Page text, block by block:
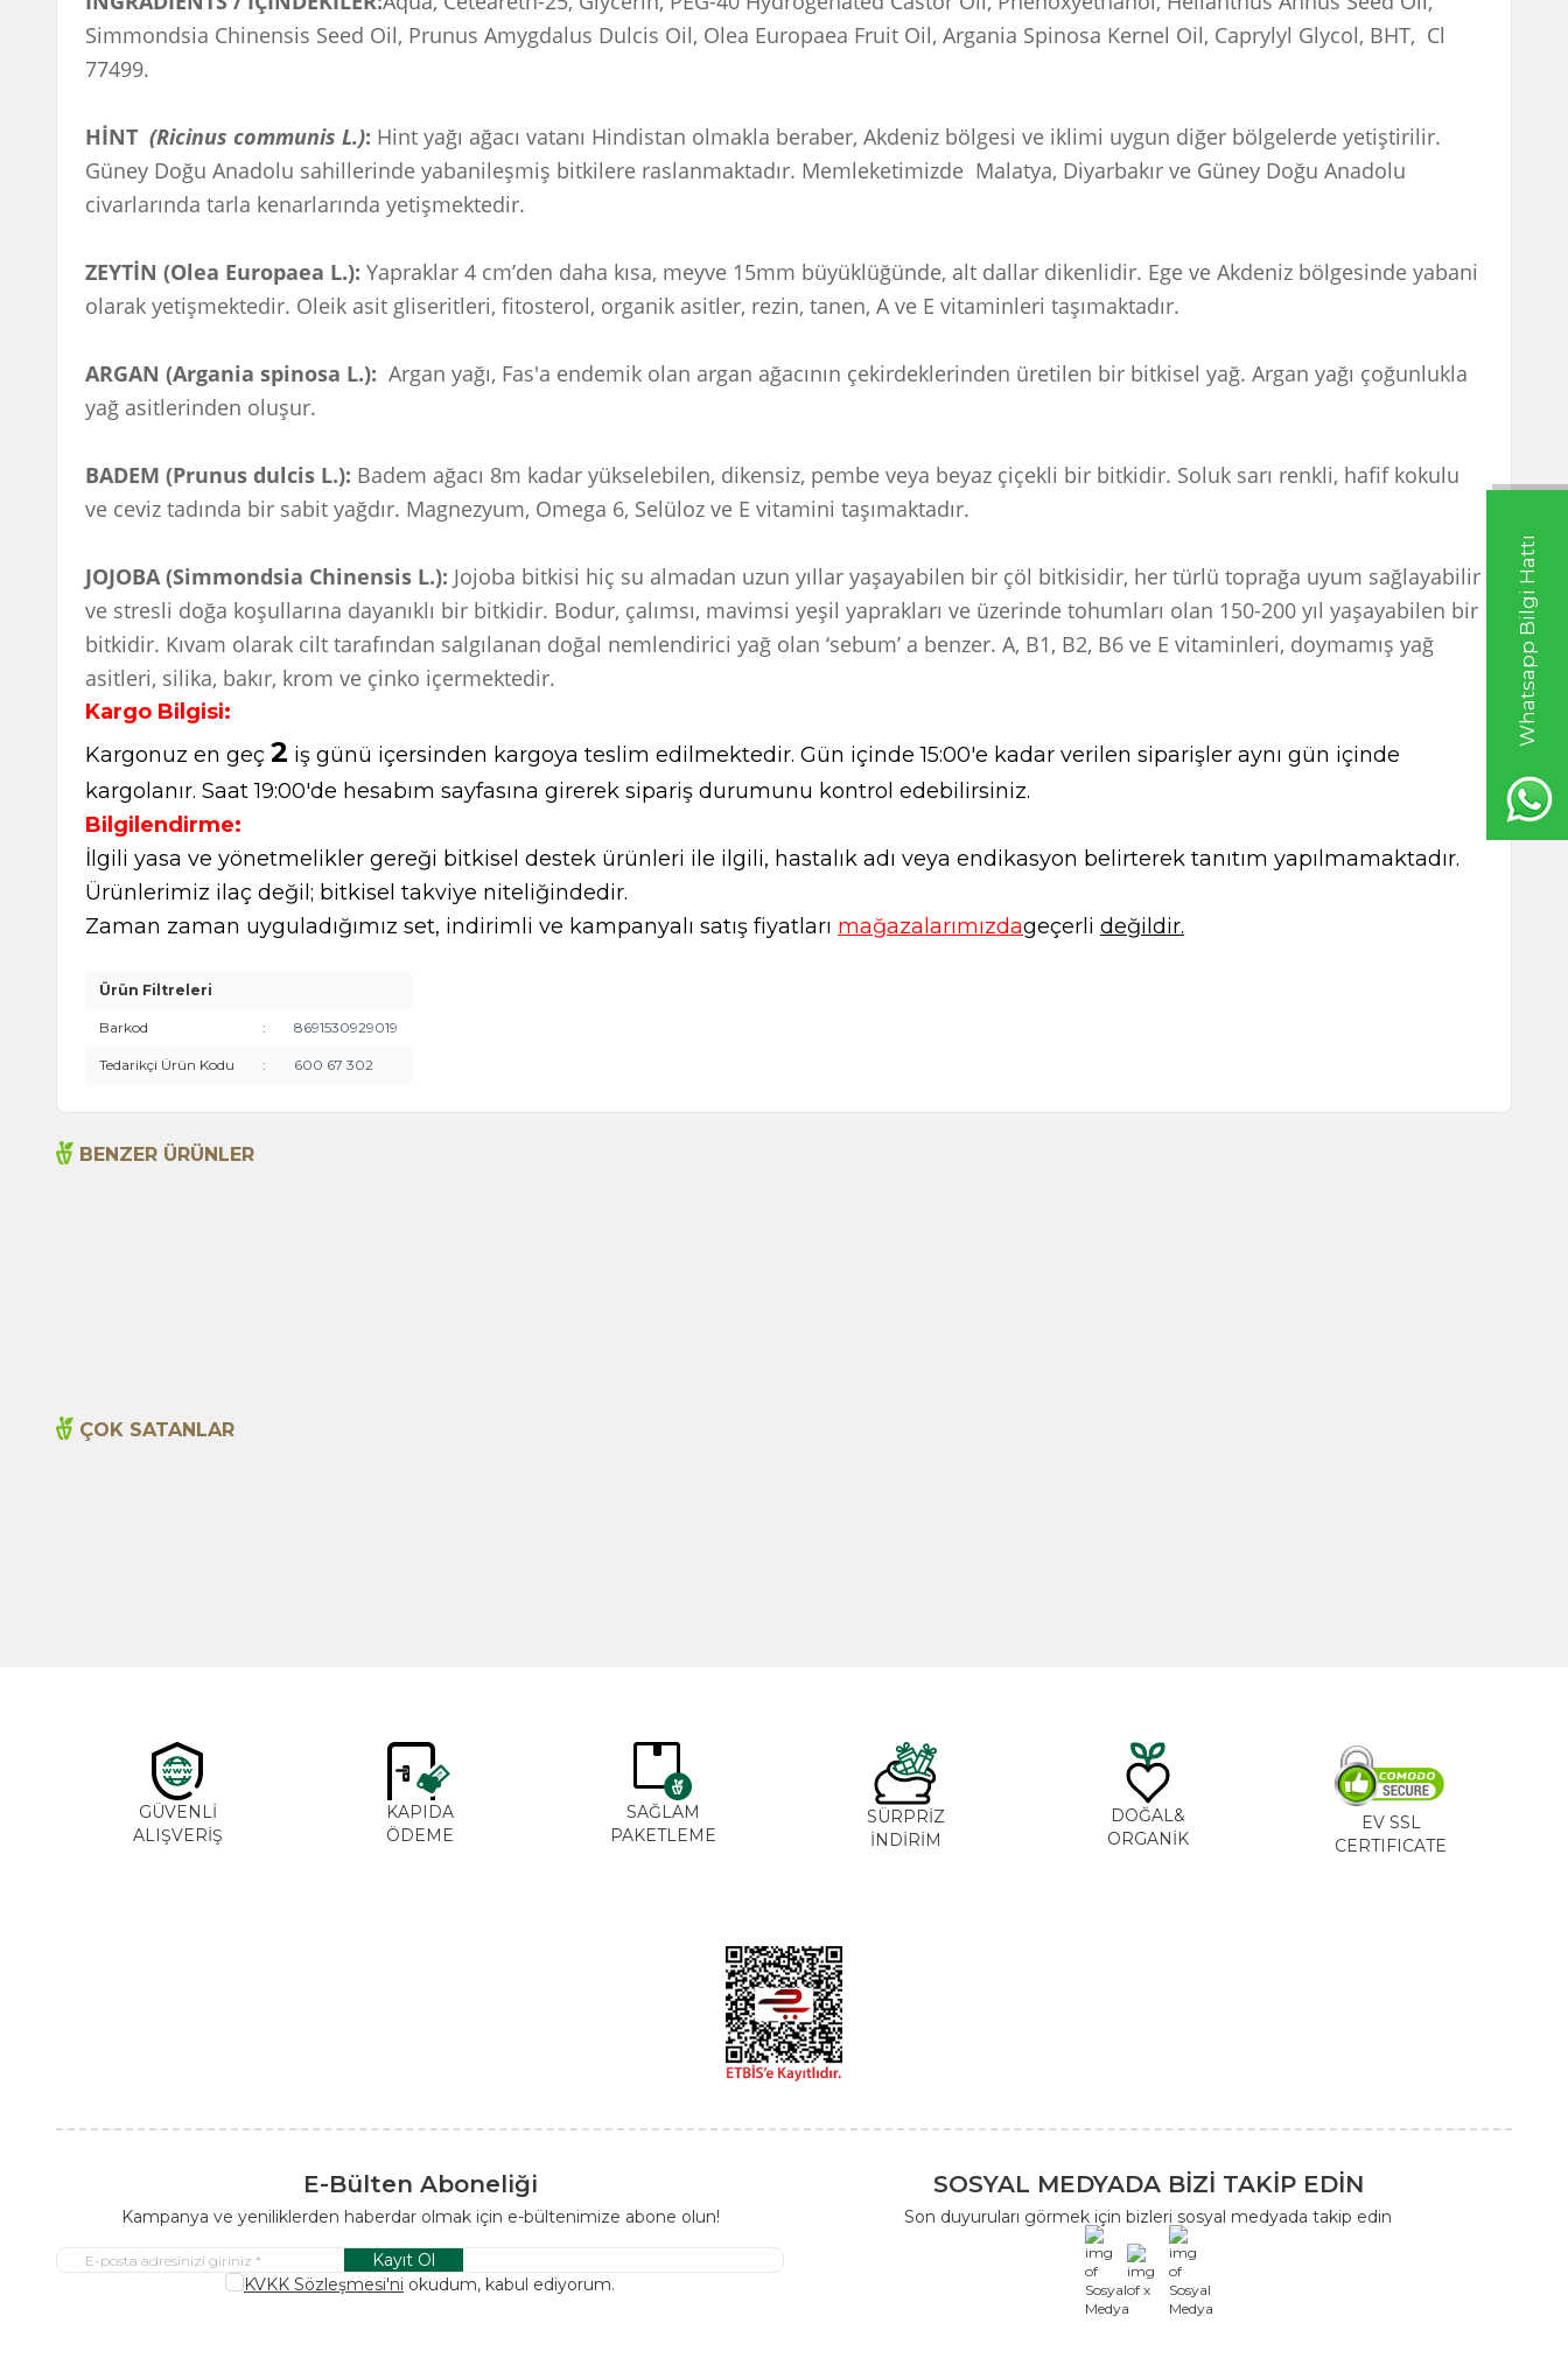
Whatsapp Bilgi Hattı
Simmondsia Chinensis Seed Oil, Prunus Amygdalus Dulcis Oil, Olea Europaea Fruit Oil, Argania Spinosa Kernel Oil, Caprylyl Glycol, BHT, Cl
77499.
HİNT (Ricinus communis L.): Hint yağı ağacı vatanı Hindistan olmakla beraber, Akdeniz bölgesi ve iklimi uygun diğer bölgelerde yetiştirilir.
Güney Doğu Anadolu sahillerinde yabanileşmiş bitkilere raslanmaktadır. Memleketimizde Malatya, Diyarbakır ve Güney Doğu Anadolu
civarlarında tarla kenarlarında yetişmektedir.
ZEYTİN (Olea Europaea L.): Yapraklar 4 cm’den daha kısa, meyve 15mm büyüklüğünde, alt dallar dikenlidir. Ege ve Akdeniz bölgesinde yabani
olarak yetişmektedir. Oleik asit gliseritleri, fitosterol, organik asitler, rezin, tanen, A ve E vitaminleri taşımaktadır.
ARGAN (Argania spinosa L.): Argan yağı, Fas'a endemik olan argan ağacının çekirdeklerinden üretilen bir bitkisel yağ. Argan yağı çoğunlukla
yağ asitlerinden oluşur.
BADEM (Prunus dulcis L.): Badem ağacı 8m kadar yükselebilen, dikensiz, pembe veya beyaz çiçekli bir bitkidir. Soluk sarı renkli, hafif kokulu
ve ceviz tadında bir sabit yağdır. Magnezyum, Omega 6, Selüloz ve E vitamini taşımaktadır.
JOJOBA (Simmondsia Chinensis L.): Jojoba bitkisi hiç su almadan uzun yıllar yaşayabilen bir çöl bitkisidir, her türlü toprağa uyum sağlayabilir
ve stresli doğa koşullarına dayanıklı bir bitkidir. Bodur, çalımsı, mavimsi yeşil yaprakları ve üzerinde tohumları olan 150-200 yıl yaşayabilen bir
bitkidir. Kıvam olarak cilt tarafından salgılanan doğal nemlendirici yağ olan ‘sebum’ a benzer. A, B1, B2, B6 ve E vitaminleri, doymamış yağ
asitleri, silika, bakır, krom ve çinko içermektedir.
Kargo Bilgisi:
Kargonuz en geç 2 iş günü içersinden kargoya teslim edilmektedir. Gün içinde 15:00'e kadar verilen siparişler aynı gün içinde
kargolanır. Saat 19:00'de hesabım sayfasına girerek sipariş durumunu kontrol edebilirsiniz.
Bilgilendirme:
İlgili yasa ve yönetmelikler gereği bitkisel destek ürünleri ile ilgili, hastalık adı veya endikasyon belirterek tanıtım yapılmamaktadır.
Ürünlerimiz ilaç değil; bitkisel takviye niteliğindedir.
Zaman zaman uyguladığımız set, indirimli ve kampanyalı satış fiyatları mağazalarımızdageçerli değildir.
Ürün Filtreleri
Barkod : 8691530929019
Tedarikçi Ürün Kodu : 600 67 302
BENZER ÜRÜNLER
ÇOK SATANLAR
GÜVENLİ
ALIŞVERİŞ
KAPIDA
ÖDEME
SAĞLAM
PAKETLEME
SÜRPRİZ
İNDİRİM
DOĞAL&
ORGANİK
EV SSL
CERTIFICATE
E-Bülten Aboneliği
Kampanya ve yeniliklerden haberdar olmak için e-bültenimize abone olun!
Kayıt Ol
KVKK Sözleşmesi'ni okudum, kabul ediyorum.
SOSYAL MEDYADA BİZİ TAKİP EDİN
Son duyuruları görmek için bizleri sosyal medyada takip edin
x